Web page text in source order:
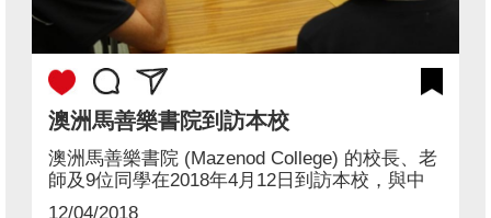
澳洲馬善樂書院到訪本校
澳洲馬善樂書院 (Mazenod College) 的校長、老
師及9位同學在2018年4月12日到訪本校，與中
三至中五同學交流。馬善樂書院為本校辦學團體
12/04/2018